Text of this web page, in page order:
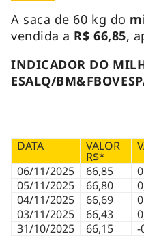
A saca de 60 kg do
vendida a R$ 66,85,
INDICADOR DO
ESALQ/
DATA VALOR
R$*
06/11/2025
66,85
05/11/2025
66,80
04/11/2025
66,69
03/11/2025
66,43
31/10/2025
66,15 -